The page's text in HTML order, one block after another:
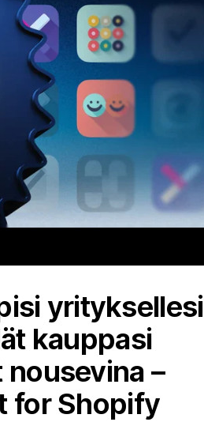
yrityksellesi
kauppasi
–
for Shopify